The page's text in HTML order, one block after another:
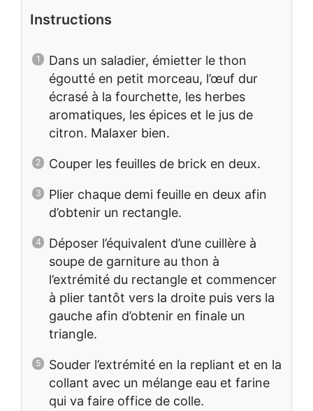
Instructions
Dans un saladier, émietter le thon
égoutté en petit morceau, l’œuf dur
écrasé à la fourchette, les herbes
aromatiques, les épices et le jus de
citron. Malaxer bien.
Couper les feuilles de brick en deux.
Plier chaque demi feuille en deux afin
d’obtenir un rectangle.
Déposer l’équivalent d’une cuillère à
soupe de garniture au thon à
l’extrémité du rectangle et commencer
à plier tantôt vers la droite puis vers la
gauche afin d’obtenir en finale un
triangle.
Souder l’extrémité en la repliant et en la
collant avec un mélange eau et farine
qui va faire office de colle.